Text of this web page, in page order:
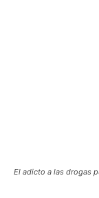
El adicto a las drogas